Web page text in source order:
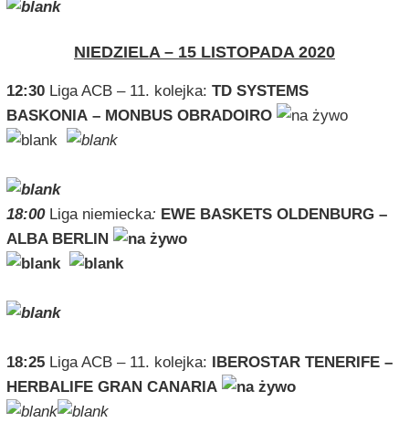
NIEDZIELA – 15 LISTOPADA 2020
12:30Liga ACB – 11. kolejka: TD SYSTEMS
BASKONIA – MONBUS OBRADOIRO
18:00Liga niemiecka: EWE BASKETS OLDENBURG –
ALBA BERLIN
18:25Liga ACB – 11. kolejka:
IBEROSTAR TENERIFE –
HERBALIFE GRAN CANARIA